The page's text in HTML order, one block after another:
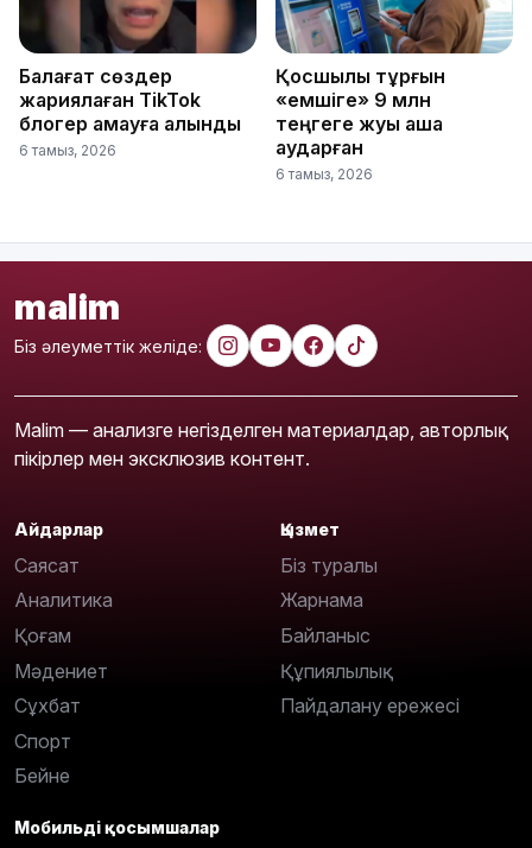
Балағат сөздер
жариялаған TikTok
блогер қамауға алынды
6 тамыз, 2026
Қосшылық тұрғын
«емшіге» 9 млн
теңгеге жуық ақша
аударған
6 тамыз, 2026
malim
Біз әлеуметтік желіде:
Malim — анализге негізделген материалдар, авторлық
пікірлер мен эксклюзив контент.
Айдарлар
Саясат
Аналитика
Қоғам
Мәдениет
Сұхбат
Спорт
Бейне
Қызмет
Біз туралы
Жарнама
Байланыс
Құпиялылық
Пайдалану ережесі
Мобильді қосымшалар